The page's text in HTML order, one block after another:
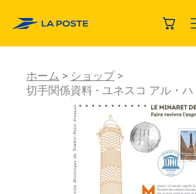
ホーム
ショップ
切手関係資料 - ユネスコ アル・ハ